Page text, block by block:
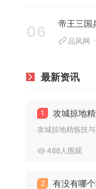
06
品风网
最新资讯
1 攻城掠地
488人围观
2 有没有哪